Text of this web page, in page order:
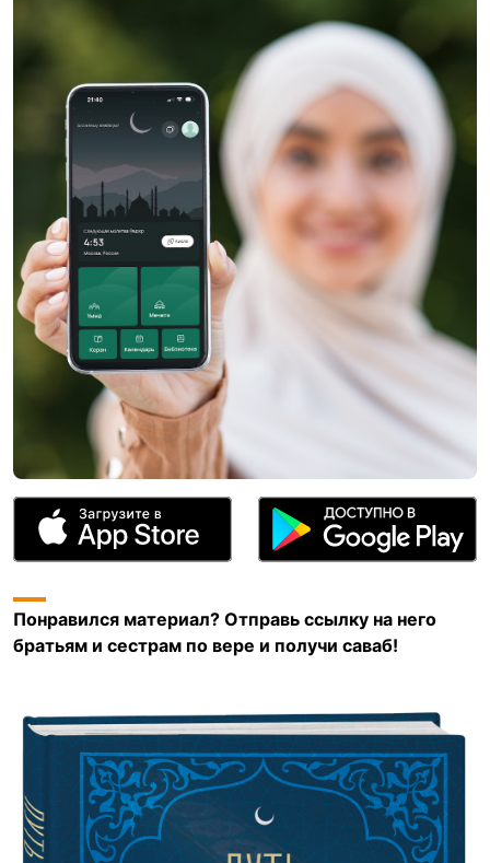
Понравился материал? Отправь ссылку на него
братьям и сестрам по вере и получи саваб!